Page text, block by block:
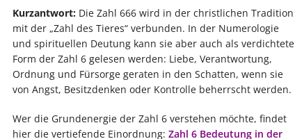
Kurzantwort:Die Zahl 666 wird in der christlichen Tradition
mit der „Zahl des Tieres“ verbunden. In der Numerologie
und spirituellen Deutung kann sie aber auch als verdichtete
Form der Zahl 6 gelesen werden: Liebe, Verantwortung,
Ordnung und Fürsorge geraten in den Schatten, wenn sie
von Angst, Besitzdenken oder Kontrolle beherrscht werden.
Wer die Grundenergie der Zahl 6 verstehen möchte, findet
hier die vertiefende Einordnung: Zahl 6 Bedeutung in der